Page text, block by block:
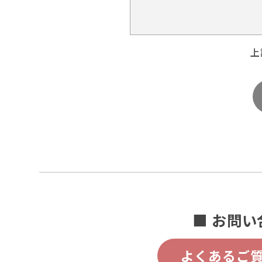
■ お問い
よくあるご